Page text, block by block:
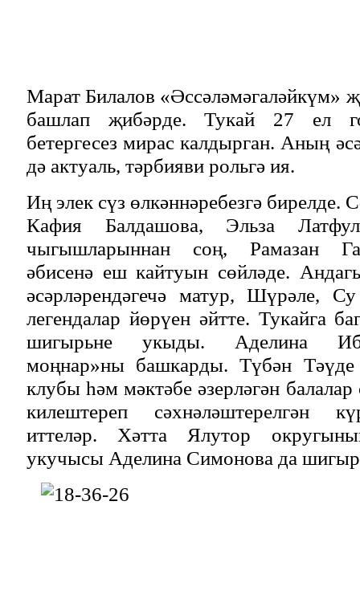
Марат Билалов «Әссәләмәгаләйкүм»
башлап җибәрде. Тукай 27 ел
бетергесез мирас калдырган. Аның
дә актуаль, тәрбияви рольгә ия.
Иң элек сүз өлкәннәребезгә бирелде.
Кафия Балдашова, Эльза
чыгышларыннан соң, Рамазан
әбисенә еш кайтуын сөйләде.
әсәрләрендәгечә матур, Шүрәле,
легендалар йөрүен әйтте. Тукайга
шигырьне укыды. Аделина
моңнар»ны башкарды. Түбән
клубы һәм мәктәбе әзерләгән балалар
килештереп сәхнәләштерелгән
иттеләр. Хәтта Ялутор
укучысы Аделина Симонова да